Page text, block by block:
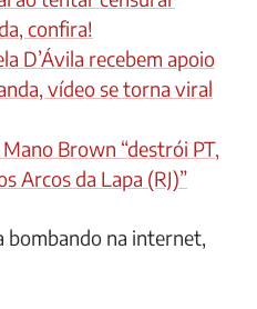
confira!
D’Ávila recebem apoio
vídeo se torna viral
Brown “destrói PT,
Arcos da Lapa (RJ)”
bombando na internet,